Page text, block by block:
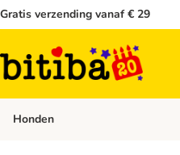
Gratis verzending vanaf € 29
Honden